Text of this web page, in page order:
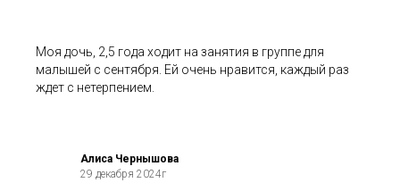
Моя дочь, 2,5 года ходит на занятия в группе для
малышей с сентября. Ей очень нравится, каждый раз
ждет с нетерпением.
Алиса Чернышова
29 декабря 2024г